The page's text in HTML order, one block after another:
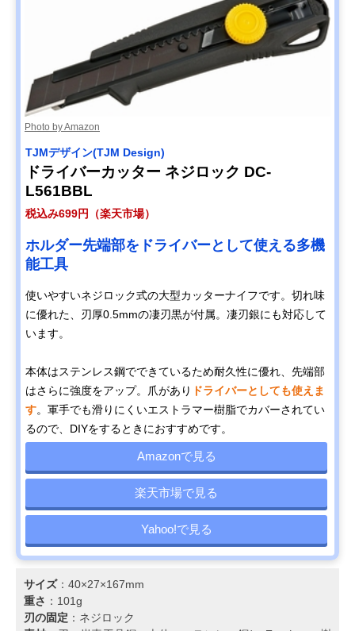
Photo by Amazon
TJMデザイン(TJM Design)
ドライバーカッター ネジロック DC-
L561BBL
税込み699円（楽天市場）
ホルダー先端部をドライバーとして使える多機
能工具
使いやすいネジロック式の大型カッターナイフです。切れ味
に優れた、刃厚0.5mmの凄刃黒が付属。凄刃銀にも対応して
います。
本体はステンレス鋼でできているため耐久性に優れ、先端部
はさらに強度をアップ。爪があり ドライバーとしても使えま
す。軍手でも滑りにくいエストラマー樹脂でカバーされてい
るので、DIYをするときにおすすめです。
Amazonで見る
楽天市場で見る
Yahoo!で見る
サイズ：‎40×27×167mm
重さ ：101g
刃の固定 ：ネジロック